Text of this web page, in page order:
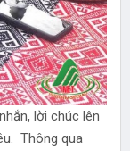
lời chúc lên
Thông qua